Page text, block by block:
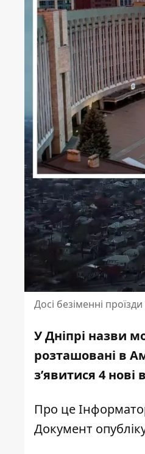
Досі безіменні
У Дніпрі назви
розташовані в
з’явитися 4 нові
Про це
Документ